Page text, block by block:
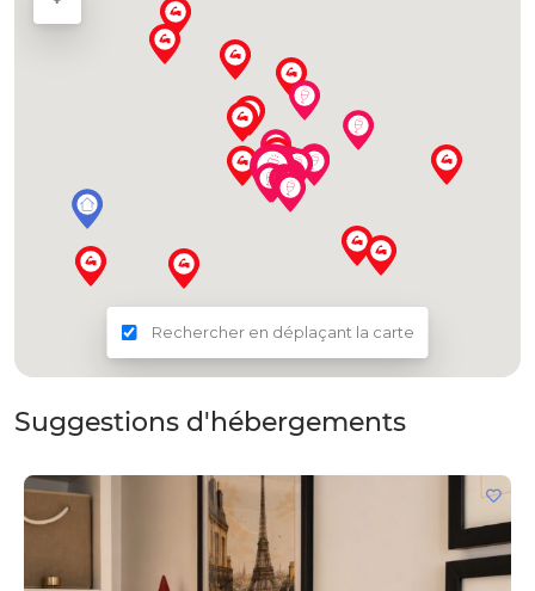
Rechercher en déplaçant la carte
Suggestions d'hébergements